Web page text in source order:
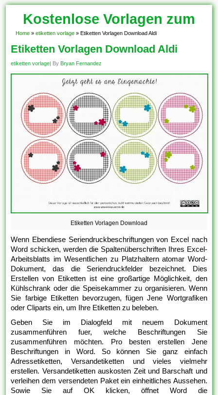
Kostenlose Vorlagen zum
Download!
Home » etiketten vorlage » Etiketten Vorlagen Download Aldi
Etiketten Vorlagen Download Aldi
etiketten vorlage| By Bryan Fernandez
Etiketten Vorlagen Download
Wenn Ebendiese Seriendruckbeschriftungen von Excel nach
Word schicken, werden die Spaltenüberschriften Ihres Excel-
Arbeitsblatts im Wesentlichen zu Platzhaltern atomar Word-
Dokument, das die Seriendruckfelder bezeichnet. Dies
Erstellen von Etiketten ist eine großartige Möglichkeit, den
Kühlschrank oder die Speisekammer zu organisieren. Wenn
Sie farbige Etiketten bevorzugen, fügen Jene Wortgrafiken
oder Cliparts ein, um Ihre Etiketten zu beleben.
Geben Sie im Dialogfeld mit neuem Dokument
zusammenführen fuer, welche Beschriftungen Sie
zusammenführen möchten. Pro besten erstellen Jene
Beschriftungen in Word. So können Sie ganz einfach
Adressetiketten, Versandetiketten und vieles vielmehr
erstellen. Versandetiketten auskosten Zeit und Barschaft und
verleihen dem versendeten Paket ein einheitliches Aussehen.
Sowie Sie auf OK klicken, öffnet Word die